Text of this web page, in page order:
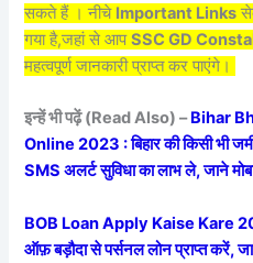
सकते हैं । नीचे Important Links
गया है,जहां से आपSSC GD
महत्वपूर्ण जानकारी प्राप्त कर पाएंगे।
इन्हें भी पढ़ें (Read Also) –Bihar
Online 2023 : बिहार की किसी भी
SMS अलर्ट सुविधा का लाभ ले, जाने
BOB Loan Apply Kaise Kare
ऑफ़ बड़ौदा से पर्सनल लोन प्राप्त करें,